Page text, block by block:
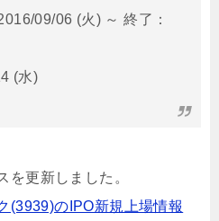
09/06 (火) ～ 終了：
(水)
を更新しました。
(3939)のIPO新規上場情報